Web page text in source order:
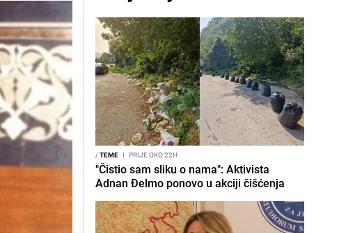
/TEME I PRIJE OKO 22H
"Čistio sam sliku o nama": Aktivista
Adnan Đelmo ponovo u akciji čišćenja